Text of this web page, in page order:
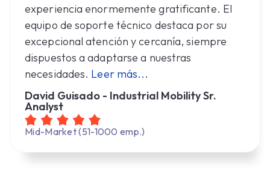
experiencia enormemente gratificante. El
equipo de soporte técnico destaca por su
excepcional atención y cercanía, siempre
dispuestos a adaptarse a nuestras
necesidades. Leer más...
David Guisado - Industrial Mobility Sr.
Analyst
Mid-Market (51-1000 emp.)